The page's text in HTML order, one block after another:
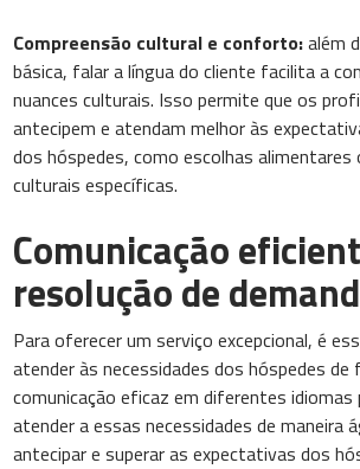
Compreensão cultural e conforto:além
básica, falar a língua do cliente facilita a
nuances culturais. Isso permite que os
antecipem e atendam melhor às
dos hóspedes, como escolhas alimentares
culturais específicas.
Comunicação
resolução de
Para oferecer um serviço excepcional, é
atender às necessidades dos hóspedes
comunicação eficaz em diferentes
atender a essas necessidades de maneira
antecipar e superar as expectativas dos